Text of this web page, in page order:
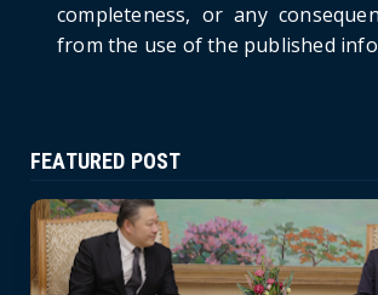
completeness, or any
from the use of the published
FEATURED POST